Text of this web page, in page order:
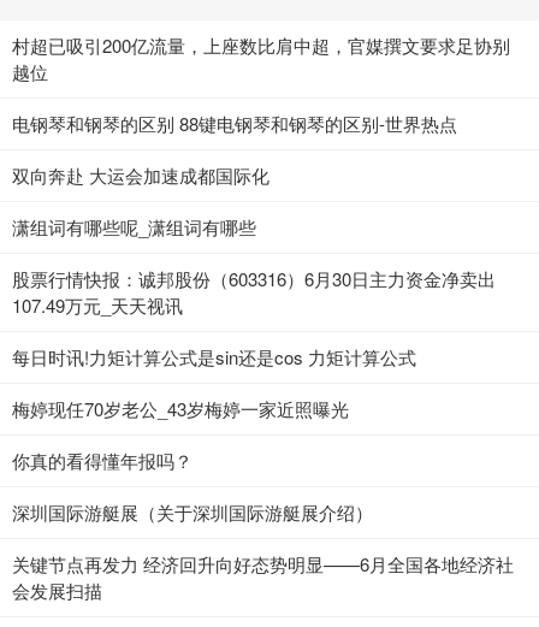
村超已吸引200亿流量，上座数比肩中超，官媒撰文要求足协别
越位
电钢琴和钢琴的区别 88键电钢琴和钢琴的区别-世界热点
双向奔赴 大运会加速成都国际化
潇组词有哪些呢_潇组词有哪些
股票行情快报：诚邦股份（603316）6月30日主力资金净卖出
107.49万元_天天视讯
每日时讯!力矩计算公式是sin还是cos 力矩计算公式
梅婷现任70岁老公_43岁梅婷一家近照曝光
你真的看得懂年报吗？
深圳国际游艇展（关于深圳国际游艇展介绍）
关键节点再发力 经济回升向好态势明显——6月全国各地经济社
会发展扫描